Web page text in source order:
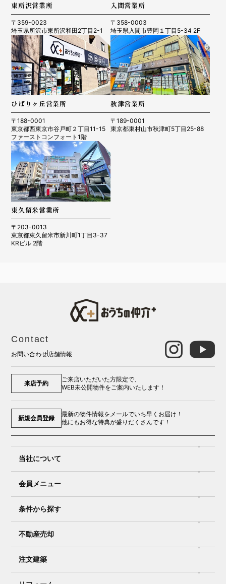
東所沢営業所
〒359-0023
埼玉県所沢市東所沢和田2丁目2-1
入間営業所
〒358-0003
埼玉県入間市豊岡１丁目5-34 2F
ひばりヶ丘営業所
〒188-0001
東京都西東京市谷戸町２丁目11-15
ファーストコンフォート1階
秋津営業所
〒189-0001
東京都東村山市秋津町5丁目25-88
東久留米営業所
〒203-0013
東京都東久留米市新川町1丁目3-37
KRビル 2階
Contact
お問い合わせ店舗情報
来店予約
ご来店いただいた方限定で、
WEB未公開物件をご案内いたします！
新規会員登録
最新の物件情報をメールでいち早くお届け！
他にもお得な特典が盛りだくさんです！
当社について
会員メニュー
条件から探す
不動産売却
注文建築